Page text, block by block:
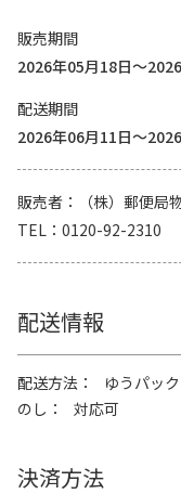
販売期間
2026年05月18日～
配送期間
2026年06月11日～
販売者
（株）郵便局
TEL
0120-92-2310
配送情報
配送方法
ゆうパック
のし
対応可
決済方法